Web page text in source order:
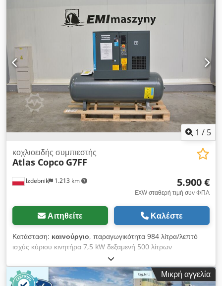
1 / 5
Izdebnik 1.213 km
κοχλιοειδής συμπιεστής
Atlas Copco G7FF
5.900 €
EXW σταθερή τιμή συν ΦΠΑ
Αιτηθείτε Καλέστε
Κατάσταση: καινούργιο, παραγωγικότητα 984 λίτρα/λεπτό
ισχύς κύριου κινητήρα 7,5 kW δεξαμενή 500 λίτρων
Dkedpfszpxuvsx Am Dsr μέγιστη πίεση λειτουργίας 10,0 atm
ενσωματωμένος ξηραντήρας ψύξης ηλεκτρονική ρύθμιση
παραμέτρων λειτουργίας του συμπιεστή ηχομονωμένη καμπίνα
Μικρή αγγελία